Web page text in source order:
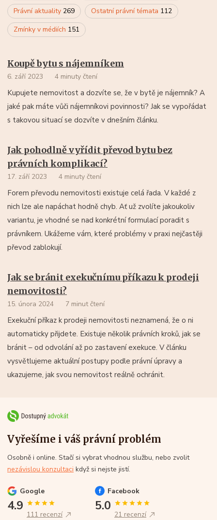
Právní aktuality 269 Ostatní právní témata 112
Zmínky v médiích 151
Koupě bytu s nájemníkem
6. září 2023 4 minuty čtení
Kupujete nemovitost a dozvíte se, že v bytě je nájemník? A
jaké pak máte vůči nájemníkovi povinnosti? Jak se vypořádat
s takovou situací se dozvíte v dnešním článku.
Jak pohodlně vyřídit převod bytu bez
právních komplikací?
17. září 2023 4 minuty čtení
Forem převodu nemovitosti existuje celá řada. V každé z
nich lze ale napáchat hodně chyb. Ať už zvolíte jakoukoliv
variantu, je vhodné se nad konkrétní formulací poradit s
právníkem. Ukážeme vám, které problémy v praxi nejčastěji
převod zablokují.
Jak se bránit exekučnímu příkazu k prodeji
nemovitosti?
15. února 2024 7 minut čtení
Exekuční příkaz k prodeji nemovitosti neznamená, že o ni
automaticky přijdete. Existuje několik právních kroků, jak se
bránit – od odvolání až po zastavení exekuce. V článku
vysvětlujeme aktuální postupy podle právní úpravy a
ukazujeme, jak svou nemovitost reálně ochránit.
Vyřešíme i váš právní problém
Osobně i online. Stačí si vybrat vhodnou službu, nebo zvolit
nezávislou konzultaci když si nejste jistí.
Google
4.9
111 recenzí
Facebook
5.0
21 recenzí